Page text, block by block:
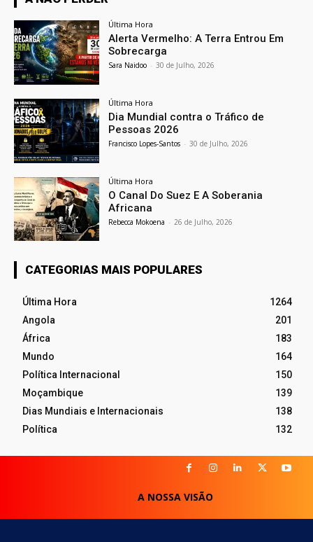
Última Hora
Alerta Vermelho: A Terra Entrou Em
Sobrecarga
Sara Naidoo - 30 de Julho, 2026
Última Hora
Dia Mundial contra o Tráfico de
Pessoas 2026
Francisco Lopes-Santos - 30 de Julho, 2026
Última Hora
O Canal Do Suez E A Soberania
Africana
Rebecca Mokoena - 26 de Julho, 2026
CATEGORIAS MAIS POPULARES
Última Hora
1264
Angola
201
África
183
Mundo
164
Política Internacional
150
Moçambique
139
Dias Mundiais e Internacionais
138
Política
132
A NOSSA VISÃO